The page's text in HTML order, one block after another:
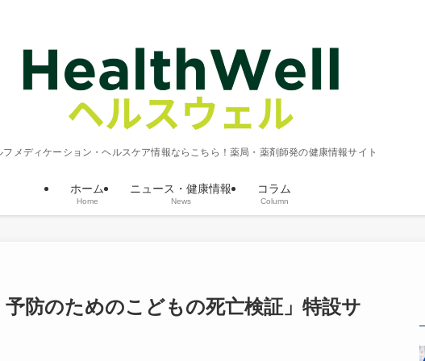
フメディケーション・ヘルスケア情報ならこちら！薬局・薬剤師発の健康情報サイト
ホーム
Home
ニュース・健康情報
News
コラム
Column
防のためのこどもの死亡検証」特設サ